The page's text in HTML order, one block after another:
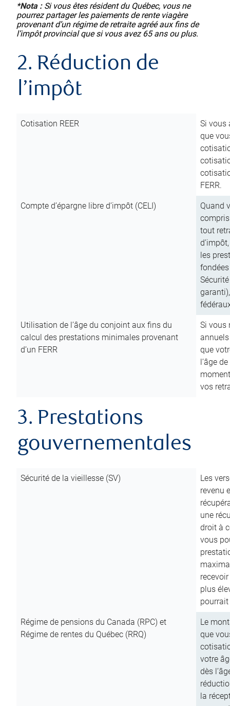
*Nota :Si vous êtes résident du Québec, vous ne
pourrez partager les paiements de rente viagère
provenant d’un régime de retraite agréé aux fins de
l’impôt provincial que si vous avez 65 ans ou plus.
2. Réduction de
l’impôt
Cotisation REER
Si vous
que
FERR.
Compte d’épargne libre d’impôt (CELI)
Quand
tout
les
Utilisation de l’âge du conjoint aux fins du
calcul des prestations minimales provenant
d’un FERR
Si vous
que
l’âge
vos
3. Prestations
gouvernementales
Sécurité de la vieillesse (SV)
Les
revenu
une
droit à
vous
plus
Régime de pensions du Canada (RPC) et
Régime de rentes du Québec (RRQ)
Le
que
votre
dès
la